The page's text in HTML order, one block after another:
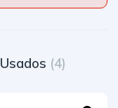
Usados (4)